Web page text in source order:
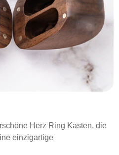
Herz Ring Kasten, die
einzigartige